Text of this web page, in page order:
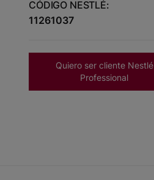
CÓDIGO NESTLÉ:
11261037
Quiero ser cliente Nestlé
Professional